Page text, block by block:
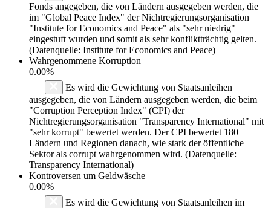
Fonds angegeben, die von Ländern ausgegeben werden, die
im "Global Peace Index" der Nichtregierungsorganisation
"Institute for Economics and Peace" als "sehr niedrig"
eingestuft wurden und somit als sehr konfliktträchtig gelten.
(Datenquelle: Institute for Economics and Peace)
Wahrgenommene Korruption
0.00%
Es wird die Gewichtung von Staatsanleihen
ausgegeben, die von Ländern ausgegeben werden, die beim
"Corruption Perception Index" (CPI) der
Nichtregierungsorganisation "Transparency International" mit
"sehr korrupt" bewertet werden. Der CPI bewertet 180
Ländern und Regionen danach, wie stark der öffentliche
Sektor als corrupt wahrgenommen wird. (Datenquelle:
Transparency International)
Kontroversen um Geldwäsche
0.00%
Es wird die Gewichtung von Staatsanleihen im